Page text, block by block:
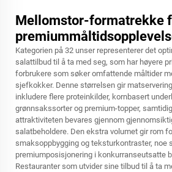
Mellomstor-formatrekke
Kategorien på 32 unser representerer det
salattilbud til å ta med seg, som har høyere
forbrukere som søker omfattende måltider
sjefkokker. Denne størrelsen gir
inkludere flere proteinkilder, kornbasert
grønnsakssorter og premium-topper,
attraktiviteten bevares gjennom
salatbeholdere. Den ekstra volumet gir rom
smaksoppbygging og teksturkontraster, noe
premiumposisjonering i konkurranseutsatte
Restauranter som utvider sine tilbud til å ta